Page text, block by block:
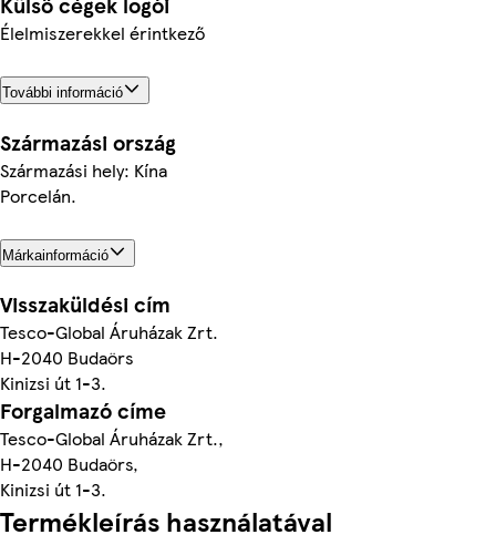
Élelmiszerekkel érintkező
További információ
Származási ország
Származási hely: Kína
Porcelán.
Márkainformáció
Visszaküldési cím
Tesco-Global Áruházak Zrt.
H-2040 Budaörs
Kinizsi út 1-3.
Forgalmazó címe
Tesco-Global Áruházak Zrt.,
H-2040 Budaörs,
Kinizsi út 1-3.
Termékleírás használatával